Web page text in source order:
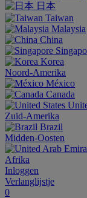
日本
Taiwan
Malaysia
China
Korea
Noord-Amerika
México
Canada
Zuid-Amerika
Brazil
Midden-Oosten
Afrika
Inloggen
Verlanglijstje
0